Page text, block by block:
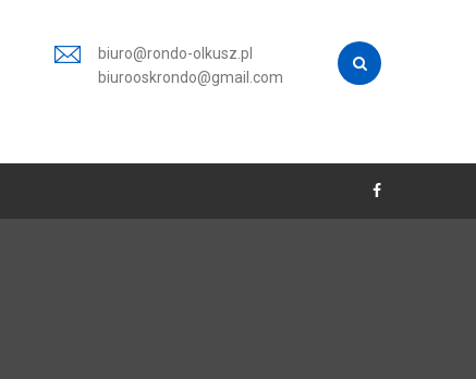
biuro@rondo-olkusz.pl
biurooskrondo@gmail.com